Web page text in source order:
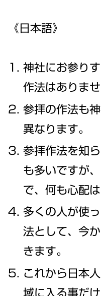
《日本語》
神社にお参り
作法はありませ
参拝の作法も
異なります。
参拝作法を知
も多いですが
で、何も心配
多くの人が使
法として、今
きます。
これから日本
域に入る事だ